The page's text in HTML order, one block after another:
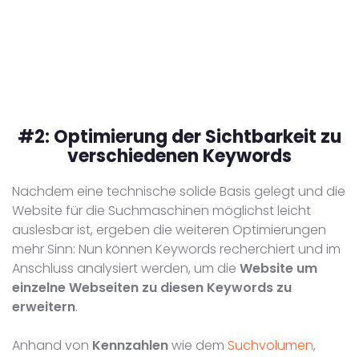
#2: Optimierung der Sichtbarkeit zu
verschiedenen Keywords
Nachdem eine technische solide Basis gelegt und die
Website für die Suchmaschinen möglichst leicht
auslesbar ist, ergeben die weiteren Optimierungen
mehr Sinn: Nun können Keywords recherchiert und im
Anschluss analysiert werden, um die Website um
einzelne Webseiten zu diesen Keywords zu
erweitern.
Anhand von Kennzahlenwie dem Suchvolumen,